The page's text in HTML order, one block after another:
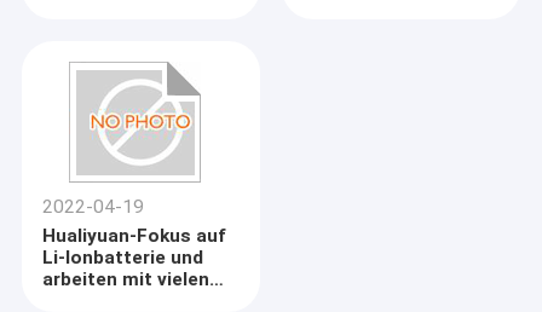
2022-04-19
Hualiyuan-Fokus auf
Li-Ionbatterie und
arbeiten mit vielen